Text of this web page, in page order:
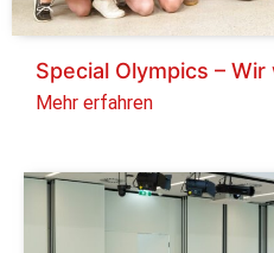
Special Olympics –
Mehr erfahren